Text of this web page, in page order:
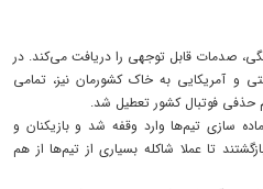
صدمات قابل توجهی را دریافت می‌کند. در
و آمریکایی به خاک کشورمان نیز، تمامی
حذفی فوتبال کشور تعطیل شد.
سازی تیم‌ها وارد وقفه شد و بازیکنان و
تا عملا شاکله بسیاری از تیم‌ها از هم